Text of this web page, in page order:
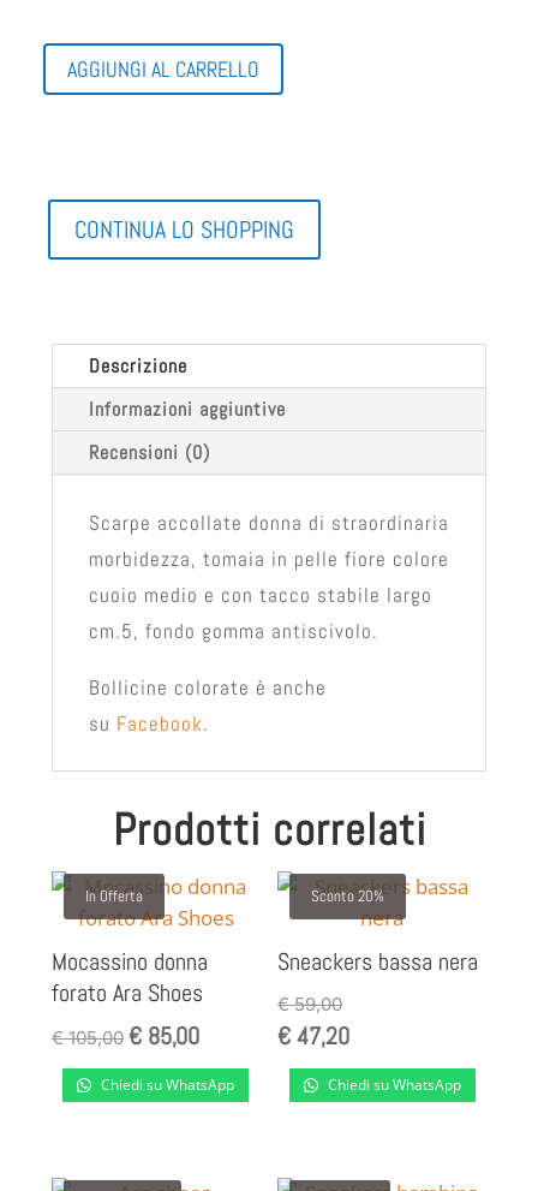
SCARPE
ACCOLLATE
DONNA
AGGIUNGI AL CARRELLO
CONTINUA LO SHOPPING
Descrizione
Informazioni aggiuntive
Recensioni (0)
Scarpe accollate donna di straordinaria
morbidezza, tomaia in pelle fiore colore
cuoio medio e con tacco stabile largo
cm.5, fondo gomma antiscivolo.
Bollicine colorate è anche
su Facebook.
Prodotti correlati
In Offerta
Mocassino donna
forato Ara Shoes
€105,00 Il
prezzo
originale
€85,00Il
prezzo
attuale
Chiedi su WhatsApp
Sconto 20%
Sneackers bassa nera
€59,00
€47,20
Chiedi su WhatsApp